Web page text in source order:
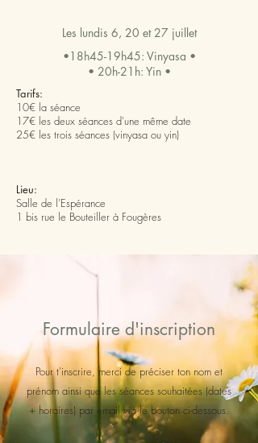
Les lundis 6, 20 et 27 juillet
•18h45-19h45: Vinyasa •
• 20h-21h: Yin •
Tarifs:
10€ la séance
17€ les deux séances d'une même date
25€ les trois séances (vinyasa ou yin)
Lieu:
Salle de l'Espérance​
1 bis rue le Bouteiller à Fougères
Formulaire d'inscription
Pour t'inscrire, merci de préciser ton nom et
prénom ainsi que les séances souhaitées (dates
+ horaires) par email via le bouton ci-dessous.